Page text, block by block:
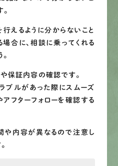
えるように分からないこと
合に、相談に乗ってくれる
や保証内容の確認です。
ブルがあった際にスムーズ
フターフォローを確認する
や内容が異なるので注意し